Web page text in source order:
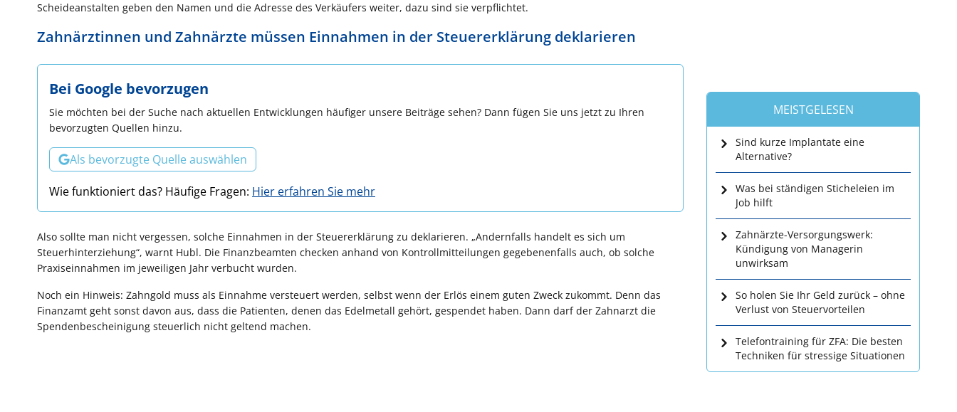
Scheideanstalten geben den Namen und die Adresse des Verkäufers weiter, dazu sind sie verpflichtet.
Zahnärztinnen und Zahnärzte müssen Einnahmen in der Steuererklärung deklarieren
Bei Google bevorzugen
Sie möchten bei der Suche nach aktuellen Entwicklungen häufiger unsere Beiträge sehen? Dann fügen Sie uns jetzt zu Ihren
bevorzugten Quellen hinzu.
Als bevorzugte Quelle auswählen
Wie funktioniert das? Häufige Fragen: Hier erfahren Sie mehr
Also sollte man nicht vergessen, solche Einnahmen in der Steuererklärung zu deklarieren. „Andernfalls handelt es sich um
Steuerhinterziehung“, warnt Hubl. Die Finanzbeamten checken anhand von Kontrollmitteilungen gegebenenfalls auch, ob solche
Praxiseinnahmen im jeweiligen Jahr verbucht wurden.
Noch ein Hinweis: Zahngold muss als Einnahme versteuert werden, selbst wenn der Erlös einem guten Zweck zukommt. Denn das
Finanzamt geht sonst davon aus, dass die Patienten, denen das Edelmetall gehört, gespendet haben. Dann darf der Zahnarzt die
Spendenbescheinigung steuerlich nicht geltend machen.
MEISTGELESEN
Sind kurze Implantate eine
Alternative?
Was bei ständigen Sticheleien im
Job hilft
Zahnärzte-Versorgungswerk:
Kündigung von Managerin
unwirksam
So holen Sie Ihr Geld zurück – ohne
Verlust von Steuervorteilen
Telefontraining für ZFA: Die besten
Techniken für stressige Situationen